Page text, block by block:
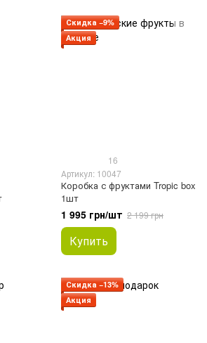
Скидка −9%
Акция
16
Артикул: 10047
Коробка с фруктами Tropic box
1шт
1 995 грн/шт 2 199 грн
Купить
Скидка −13%
Акция